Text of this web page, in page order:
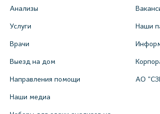
Анализы
Услуги
Врачи
Выезд на дом
Направления помощи
Наши медиа
Наши
АО